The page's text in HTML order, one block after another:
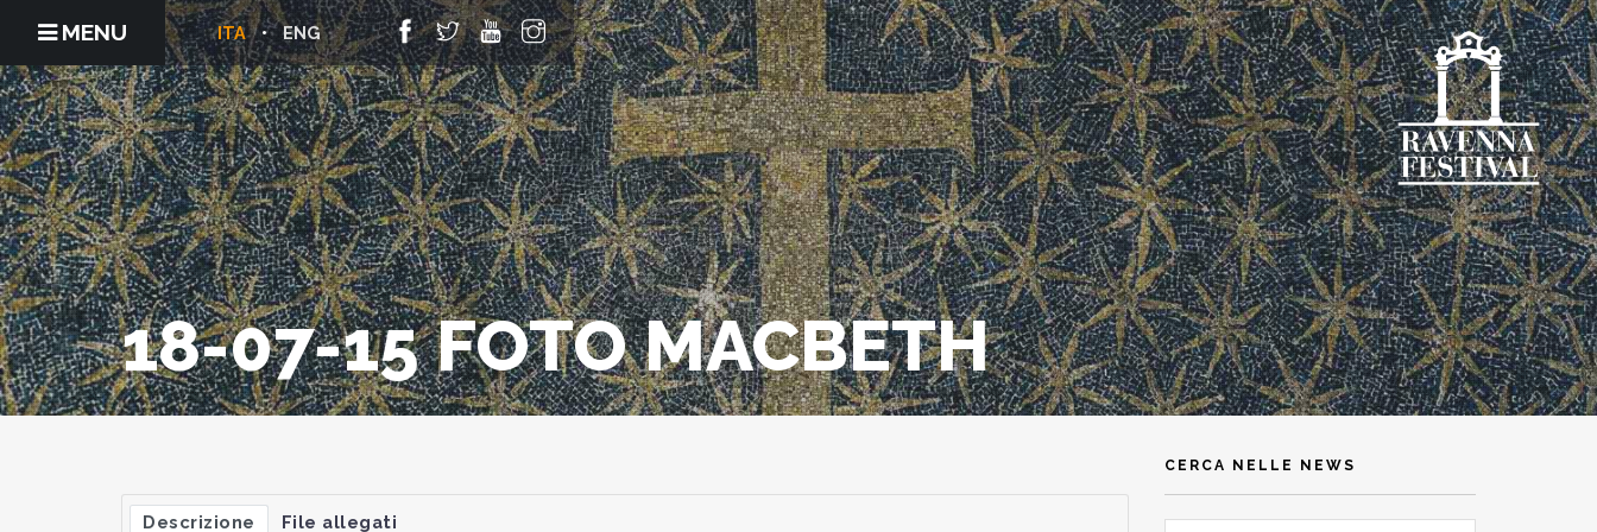
MENU ENG
ITA
18-07-15 FOTO MACBETH
Descrizione File allegati
CERCA NELLE NEWS